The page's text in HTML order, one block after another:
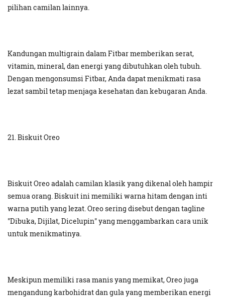
pilihan camilan lainnya.
Kandungan multigrain dalam Fitbar memberikan serat,
vitamin, mineral, dan energi yang dibutuhkan oleh tubuh.
Dengan mengonsumsi Fitbar, Anda dapat menikmati rasa
lezat sambil tetap menjaga kesehatan dan kebugaran Anda.
21. Biskuit Oreo
Biskuit Oreo adalah camilan klasik yang dikenal oleh hampir
semua orang. Biskuit ini memiliki warna hitam dengan inti
warna putih yang lezat. Oreo sering disebut dengan tagline
"Dibuka, Dijilat, Dicelupin" yang menggambarkan cara unik
untuk menikmatinya.
Meskipun memiliki rasa manis yang memikat, Oreo juga
mengandung karbohidrat dan gula yang memberikan energi